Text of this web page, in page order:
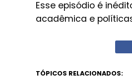
Esse episódio é
acadêmica e
TÓPICOS RELACIONADOS: